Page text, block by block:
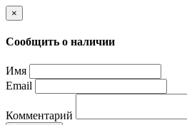
×
Сообщить о наличии
Имя
Email
Комментарий